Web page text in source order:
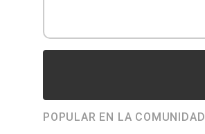
POPULAR EN LA COMUNIDAD